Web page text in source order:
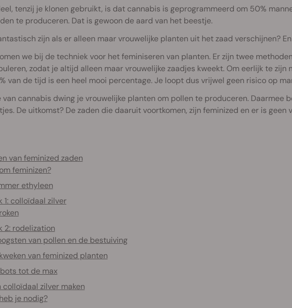
tenzij je klonen gebruikt, is dat cannabis is geprogrammeerd om 50%
te produceren. Dat is gewoon de aard van het beestje.
zijn als er alleen maar vrouwelijke planten uit het zaad verschijnen?
we bij de techniek voor het feminiseren van planten. Er zijn twee
zodat je altijd alleen maar vrouwelijke zaadjes kweekt. Om eerlijk te zijn
van de tijd is een heel mooi percentage. Je loopt dus vrijwel geen risico op
van cannabis dwing je vrouwelijke planten om pollen te produceren. Daarmee
De uitkomst? De zaden die daaruit voortkomen, zijn feminized en er is geen
van feminized zaden
feminizen?
ethyleen
1: colloïdaal zilver
2: rodelization
van pollen en de bestuiving
van feminized planten
tot de max
colloïdaal zilver maken
je nodig?